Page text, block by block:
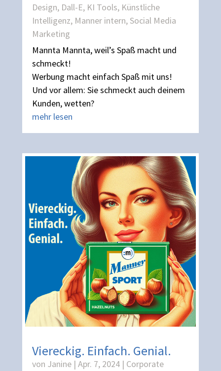
Design, Dall-E, KI Tools, Künstliche
Intelligenz, Manner intern,Social Media
Marketing
Mannta Mannta, weil’s Spaß macht und
schmeckt!
Werbung macht einfach Spaß mit uns!
Und vor allem: Sie schmeckt auch deinem
Kunden, wetten?
mehr lesen
Viereckig. Einfach. Genial.
von Janine| Apr. 7, 2024| Corporate